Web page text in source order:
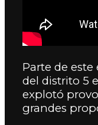
Parte de
del distrito 5
explotó
grandes